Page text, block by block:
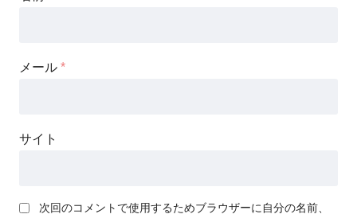
メール *
サイト
次回のコメントで使用するためブラウザーに自分の名前、